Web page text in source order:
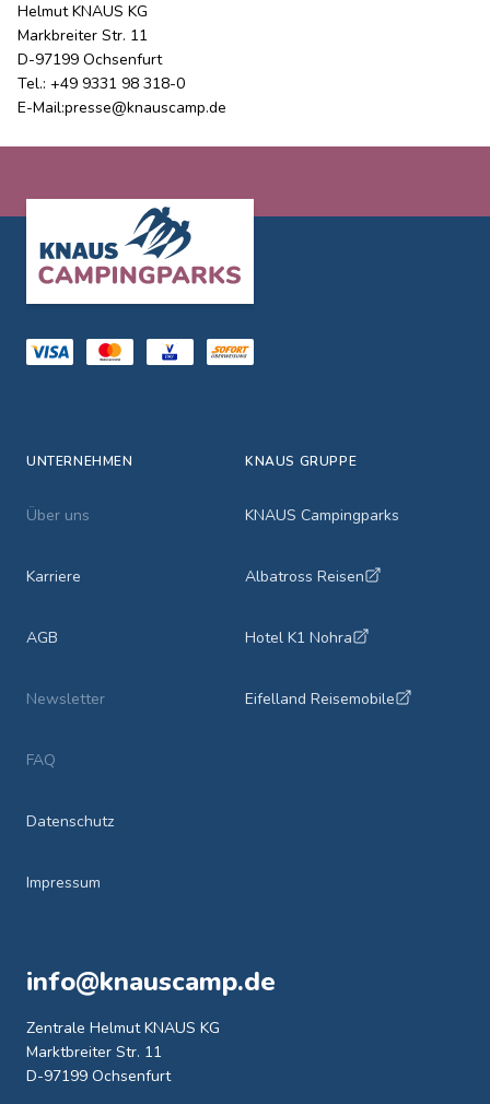
Helmut KNAUS KG
Markbreiter Str. 11
D-97199 Ochsenfurt
Tel.: +49 9331 98 318-0
E-Mail:presse@knauscamp.de
UNTERNEHMEN
Über uns
Karriere
AGB
Newsletter
FAQ
Datenschutz
Impressum
KNAUS GRUPPE
KNAUS Campingparks
Albatross Reisen
Hotel K1 Nohra
Eifelland Reisemobile
info@knauscamp.de
Zentrale Helmut KNAUS KG
Marktbreiter Str. 11
D-97199 Ochsenfurt